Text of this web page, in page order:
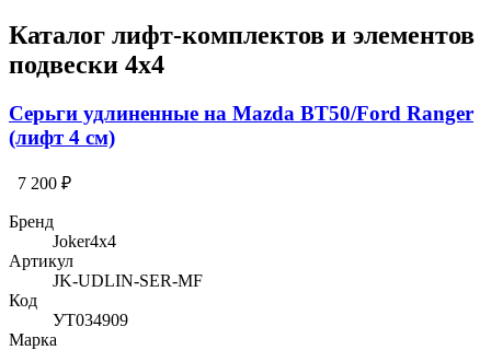
Каталог лифт-комплектов и элементов
подвески 4х4
Серьги удлиненные на Mazda BT50/Ford Ranger
(лифт 4 см)
7 200 ₽
Бренд
Joker4x4
Артикул
JK-UDLIN-SER-MF
Код
УТ034909
Марка